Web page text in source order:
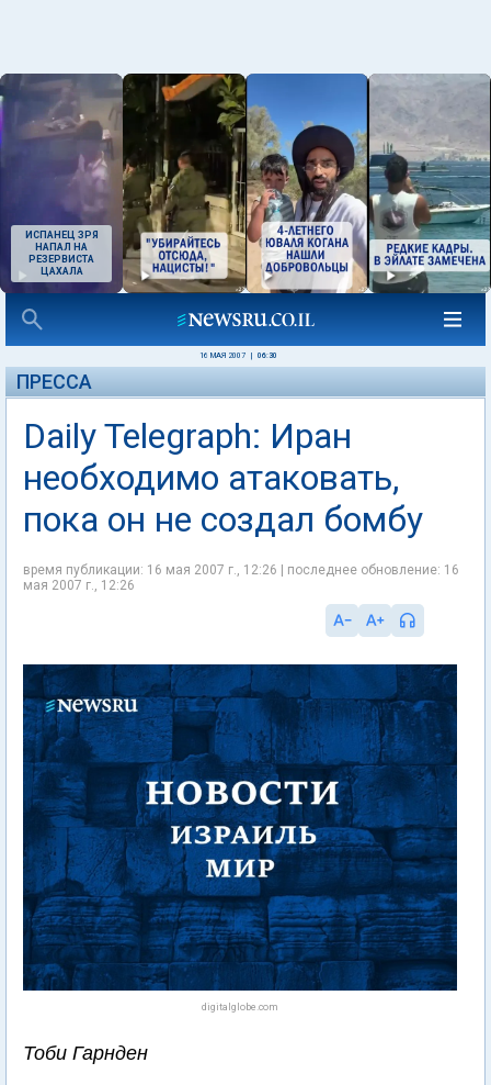
ИСПАНЕЦ ЗРЯ
НАПАЛ НА
РЕЗЕРВИСТА
ЦАХАЛА
16 МАЯ 2007 06:30
ПРЕССА
Daily Telegraph: Иран
необходимо атаковать,
пока он не создал бомбу
время публикации: 16 мая 2007 г., 12:26 | последнее обновление: 16
мая 2007 г., 12:26
digitalglobe.com
Тоби Гарнден